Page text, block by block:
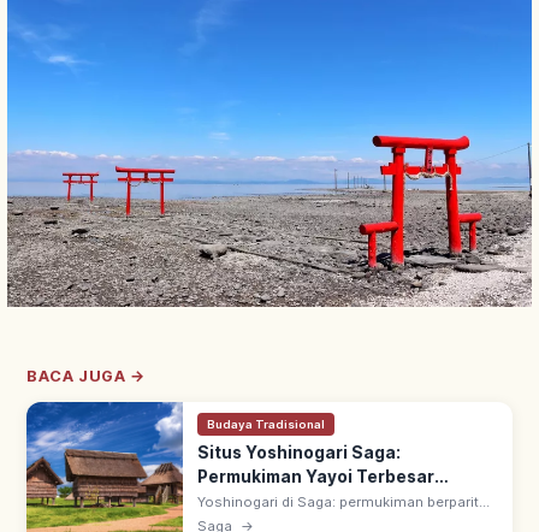
BACA JUGA →
Budaya Tradisional
Situs Yoshinogari Saga:
Permukiman Yayoi Terbesar
Jepang, Spot Utama
Yoshinogari di Saga: permukiman berparit
zaman Yayoi terbesar Jepang (~500 SM-
Saga →